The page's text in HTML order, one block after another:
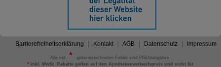
Barrierefreiheitserklärung Kontakt AGB Datenschutz Impressum
Alle mit
gekennzeichneten Felder sind Pflichtangaben.
*inkl. MwSt. Rabatte gelten auf den Apothekenverkaufspreis und nicht für